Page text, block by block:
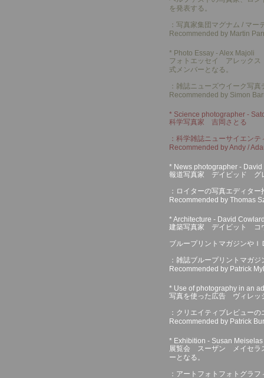
を発表する。
：写真家集団マグナム / マー
Recommended by Martin
* Photo Essay - Alex Majoli
フォトエッセイ アレックス
式メンバーとなる。
：雑誌ニューズウイーク写
Recommended by Simon
* Science photographer -
科学写真家 吉岡さとる
：科学雑誌ニューサイエン
Recommended by Andy /
* News photographer - David
報道写真家 デイビッド グ
：ロイターの写真エディター
Recommended by Thomas
* Architecture - David
建築写真家 デイビット コ
ブループリントマガジンや
：雑誌ブループリントマガ
Recommended by Patrick
* Use of photography in an
写真を使った広告 ヴィレ
：クリエイティブレビュー
Recommended by Patrick
* Exhibition - Susan Meiselas
展覧会 スーザン メイセラ
ーとなる。
：アートフォトフォトグラ